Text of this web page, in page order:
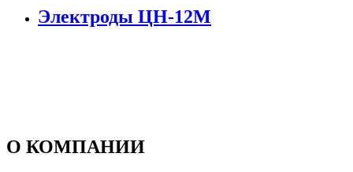
Электроды ЦН-12М
О КОМПАНИИ